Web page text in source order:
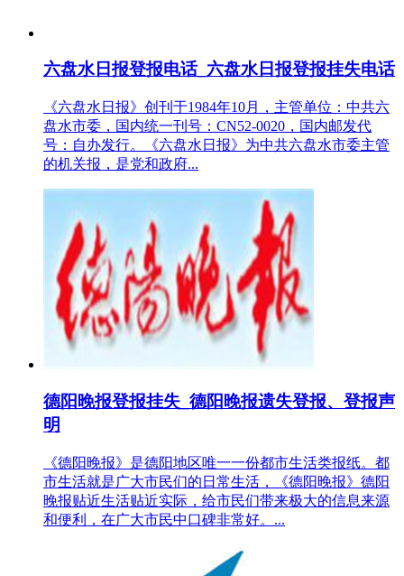
六盘水日报登报电话_六盘水日报登报挂失电话
《六盘水日报》创刊于1984年10月，主管单位：中共六
盘水市委，国内统一刊号：CN52-0020，国内邮发代
号：自办发行。《六盘水日报》为中共六盘水市委主管
的机关报，是党和政府...
德阳晚报登报挂失_德阳晚报遗失登报、登报声
明
《德阳晚报》是德阳地区唯一一份都市生活类报纸。都
市生活就是广大市民们的日常生活，《德阳晚报》德阳
晚报贴近生活贴近实际，给市民们带来极大的信息来源
和便利，在广大市民中口碑非常好。...